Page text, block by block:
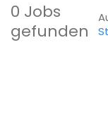
0 Jobs
gefunden